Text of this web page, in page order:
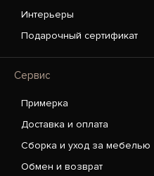
Интерьеры
Подарочный сертификат
Сервис
Примерка
Доставка и оплата
Сборка и уход за мебелью
Обмен и возврат